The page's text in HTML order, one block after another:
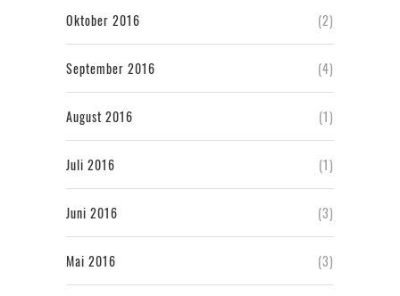
Oktober 2016 (2)
September 2016 (4)
August 2016 (1)
Juli 2016 (1)
Juni 2016 (3)
Mai 2016 (3)